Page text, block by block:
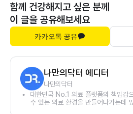
함께 건강해지고 싶은 분께
이 글을 공유해보세요
카카오톡 공유
나만의닥터 에디터
나만의닥터
대한민국 No.1 의료 플랫폼의 책임감
수 있는 의료 환경을 만들어나가는데